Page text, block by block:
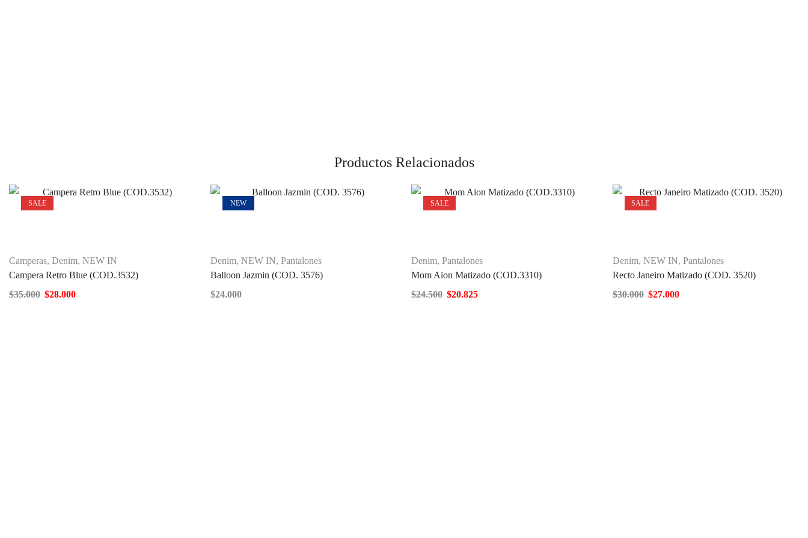
Productos Relacionados
SALE
Camperas, Denim, NEW IN
Campera Retro Blue (COD.3532)
$35.000 $28.000
NEW
Denim, NEW IN, Pantalones
Balloon Jazmin (COD. 3576)
$24.000
SALE
Denim, Pantalones
Mom Aion Matizado (COD.3310)
$24.500 $20.825
SALE
Denim, NEW IN, Pantalones
Recto Janeiro Matizado (COD. 3520)
$30.000 $27.000